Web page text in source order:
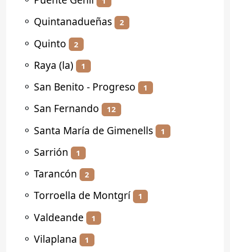
⚬ Quintanadueñas 2
⚬ Quinto 2
⚬ Raya (la) 1
⚬ San Benito - Progreso 1
⚬ San Fernando 12
⚬ Santa María de Gimenells 1
⚬ Sarrión 1
⚬ Tarancón 2
⚬ Torroella de Montgrí 1
⚬ Valdeande 1
⚬ Vilaplana 1